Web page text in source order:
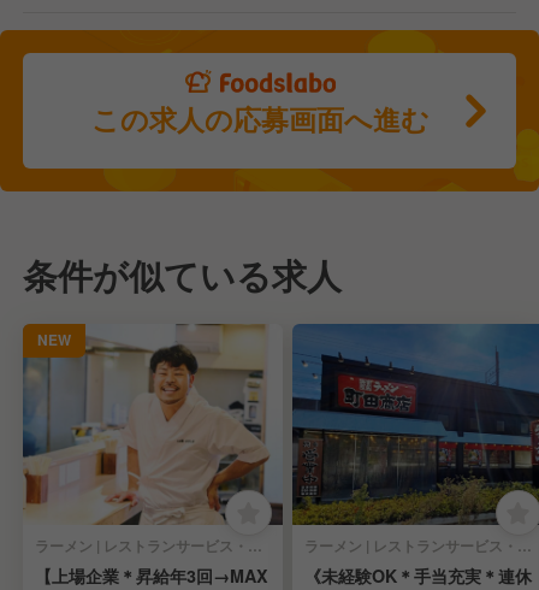
この求人の応募画面へ進む
条件が似ている求人
NEW
ラーメン | レストランサービス・ホールスタッフ
【上場企業＊昇給年3回→MAX
ラーメン | レストランサービス・ホールスタッフ
《未経験OK＊手当充実＊連休